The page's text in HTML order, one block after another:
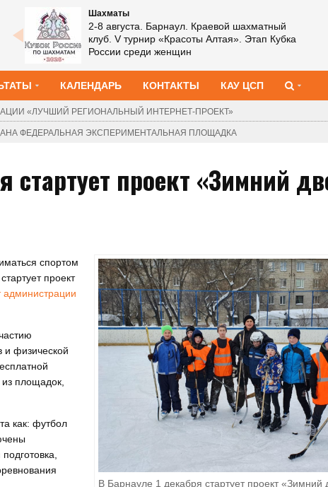
Шахматы
2-8 августа. Барнаул. Краевой шахматный
клуб. V турнир «Красоты Алтая». Этап Кубка
России среди женщин
КАЛЕНДАРЬ КОНТАКТЫ КАУ ЦСП
«ЛУЧШИЙ РЕГИОНАЛЬНЫЙ ИНТЕРНЕТ-ПРОЕКТ»
ФЕДЕРАЛЬНАЯ ЭКСПЕРИМЕНТАЛЬНАЯ ПЛОЩАДКА
стартует проект «Зимний
В Барнауле 1 декабря стартует проект «Зимний
спортом
проект
администрации
и физической
площадок,
как: футбол